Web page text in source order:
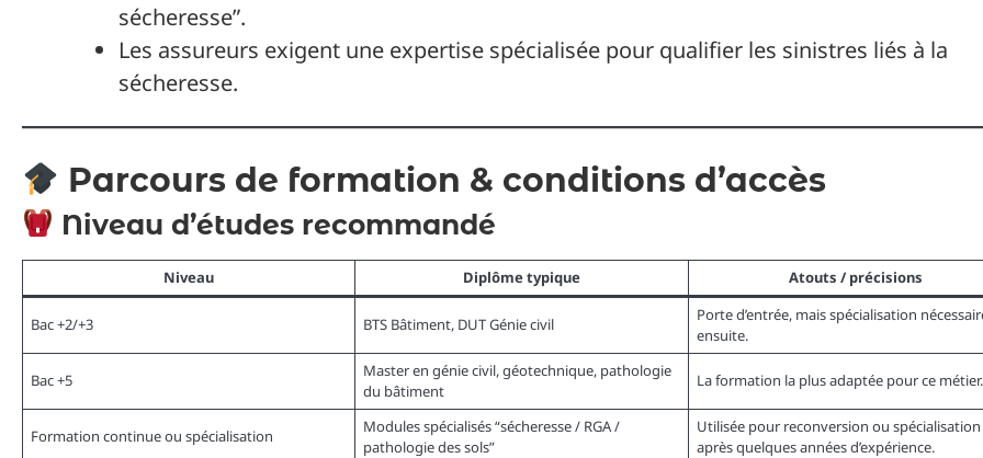
sécheresse”.
Les assureurs exigent une expertise spécialisée pour qualifier les sinistres liés à la
sécheresse.
Parcours de formation & conditions d’accès
Niveau d’études recommandé
Niveau Diplôme typique Atouts / précisions
Bac +2/+3 BTS Bâtiment, DUT Génie civil
Porte d’entrée, mais spécialisation
ensuite.
Bac +5
Master en génie civil, géotechnique, pathologie
du bâtiment
La formation la plus adaptée pour ce métier.
Formation continue ou spécialisation
Modules spécialisés “sécheresse / RGA /
pathologie des sols”
Utilisée pour reconversion ou spécialisation
après quelques années d’expérience.